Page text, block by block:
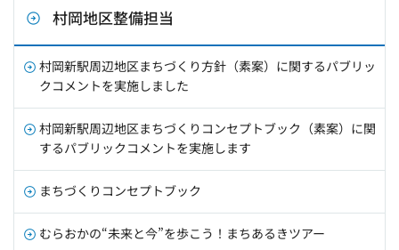
村岡地区整備担当
村岡新駅周辺地区まちづくり方針（素案）に関するパブリッ
クコメントを実施しました
村岡新駅周辺地区まちづくりコンセプトブック（素案）に関
するパブリックコメントを実施します
まちづくりコンセプトブック
むらおかの“未来と今”を歩こう！まちあるきツアー